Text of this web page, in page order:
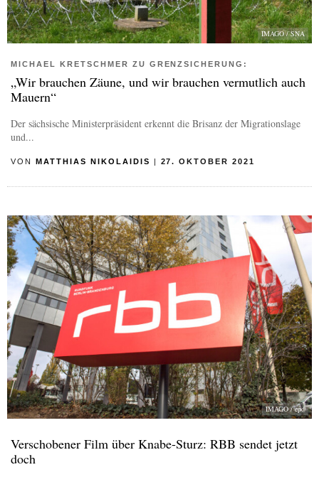
IMAGO / SNA
MICHAEL KRETSCHMER ZU GRENZSICHERUNG:
„Wir brauchen Zäune, und wir brauchen vermutlich auch
Mauern“
Der sächsische Ministerpräsident erkennt die Brisanz der Migrationslage
und...
VON MATTHIAS NIKOLAIDIS 27. OKTOBER 2021
IMAGO / epd
Verschobener Film über Knabe-Sturz: RBB sendet jetzt
doch